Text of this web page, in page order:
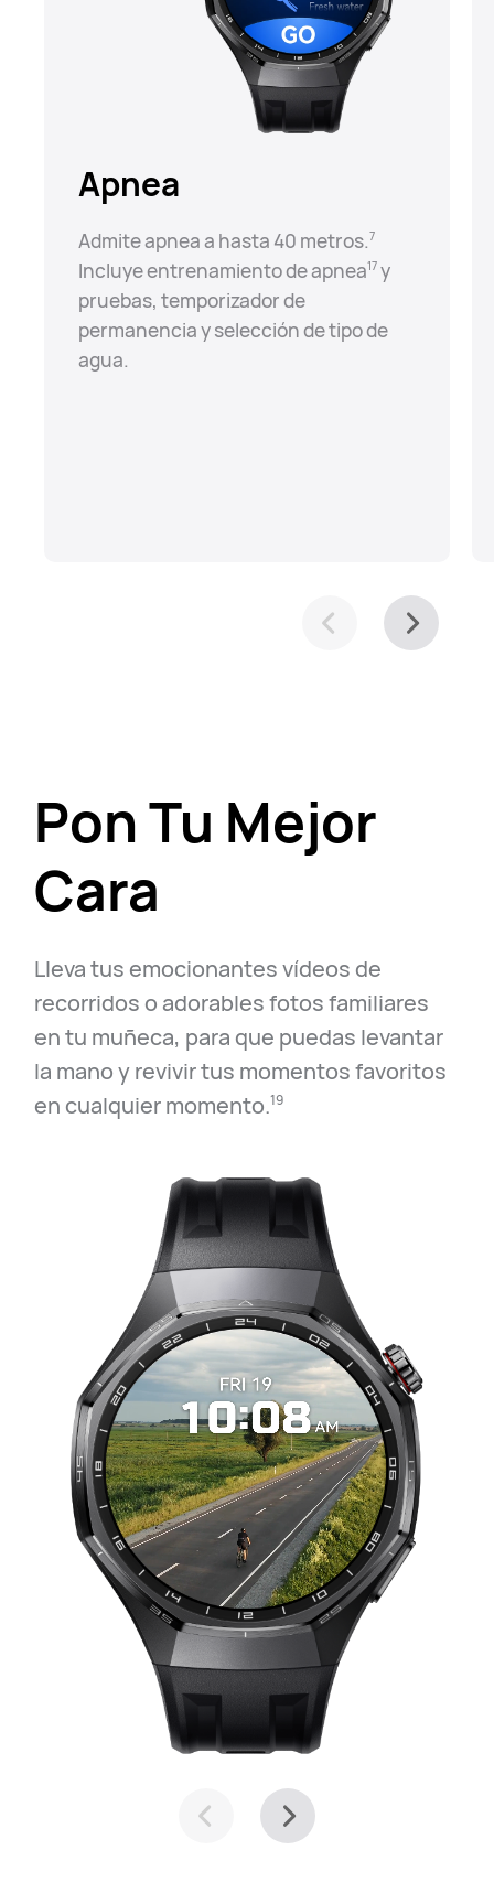
Apnea
Admite apnea a hasta 40 metros.⁠7
Incluye entrenamiento de apnea⁠17y
pruebas, temporizador de
permanencia y selección de tipo de
agua.
Pon Tu Mejor
Cara
Lleva tus emocionantes vídeos de
recorridos o adorables fotos familiares
en tu muñeca, para que puedas levantar
la mano y revivir tus momentos favoritos
en cualquier momento.⁠19